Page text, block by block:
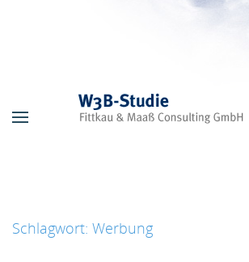
Schlagwort: Werbung